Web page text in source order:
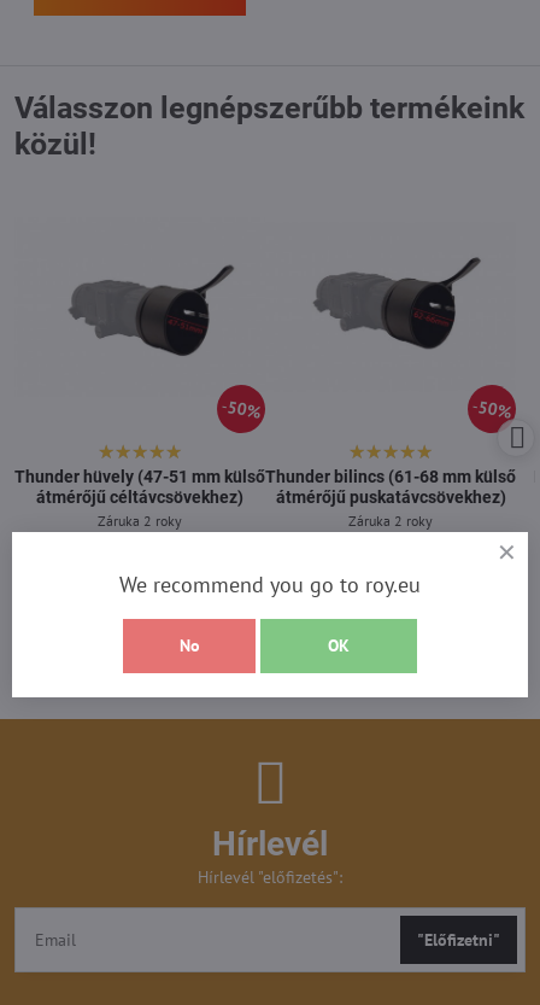
Válasszon legnépszerűbb termékeink
közül!
50%
Thunder hüvely (47-51 mm külső
átmérőjű céltávcsövekhez)
Záruka 2 roky
50%
Thunder bilincs (61-68 mm külső
átmérőjű puskatávcsövekhez)
Záruka 2 roky
Hírlevél
Hírlevél "előfizetés":
"Előfizetni"
We recommend you go to roy.eu
No OK